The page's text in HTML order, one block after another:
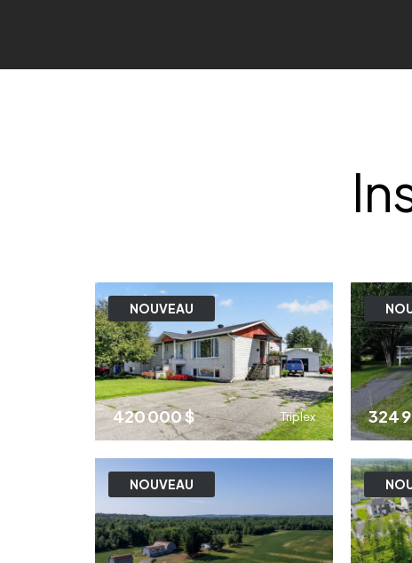
NOUVEAU
420 000 $ Triplex
3 1
324
NOUVEAU